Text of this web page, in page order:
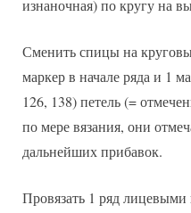
изнаночная) по кругу на
Сменить спицы на
маркер в начале ряда и 1
126, 138) петель (=
по мере вязания, они
дальнейших прибавок.
Провязать 1 ряд лицевыми